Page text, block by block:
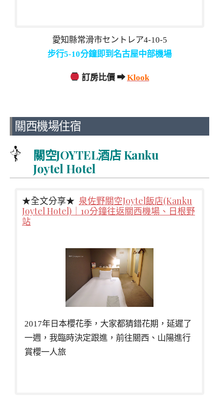
愛知縣常滑市セントレア4-10-5
步行5-10分鐘即到名古屋中部機場
訂房比價 ➡Klook
關西機場住宿
關空JOYTEL酒店 Kanku
Joytel Hotel
★全文分享★ 泉佐野關空Joytel飯店(Kanku
Joytel Hotel)｜10分鐘往返關西機場、日根野
站
2017年日本櫻花季，大家都猜錯花期，延遲了
一週，我臨時決定跟進，前往關西、山陽進行
賞櫻一人旅